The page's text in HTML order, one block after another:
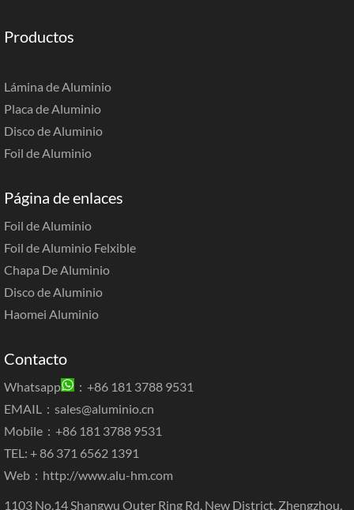
Productos
Lámina de Aluminio
Placa de Aluminio
Disco de Aluminio
Foil de Aluminio
Página de enlaces
Foil de Aluminio
Foil de Aluminio Felxible
Chapa De Aluminio
Disco de Aluminio
Haomei Aluminio
Contacto
Whatsapp
：+86 181 3788 9531
EMAIL： sales@aluminio.cn
Mobile：+86 181 3788 9531
TEL: + 86 371 6562 1391
Web： http://www.alu-hm.com
1103 No.14 Shangwu Outer Ring Rd, New District, Zhengzhou,